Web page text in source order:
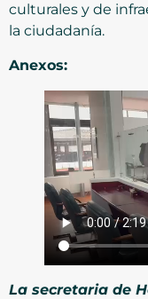
culturales y de
la ciudadanía.
Anexos:
La secretaria de